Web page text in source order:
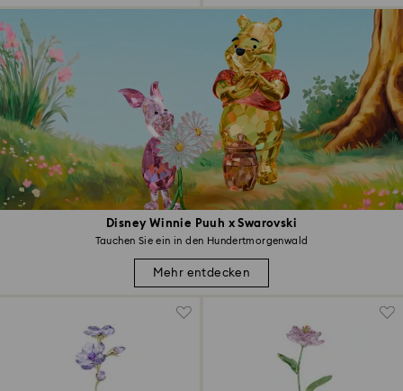
Disney Winnie Puuh x Swarovski
Tauchen Sie ein in den Hundertmorgenwald
Mehr entdecken